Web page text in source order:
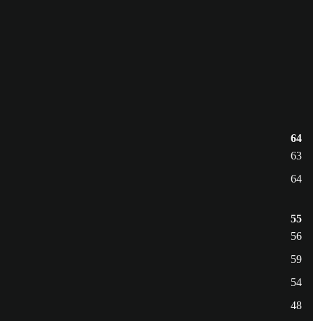
64
63
64
55
56
59
54
48